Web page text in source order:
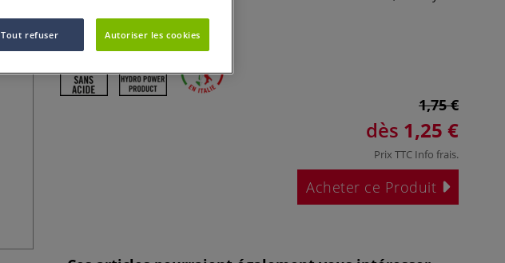
1,75 €
dès 1,25 €
Prix TTC Info frais.
Acheter ce Produit
Tout refuser Autoriser les cookies